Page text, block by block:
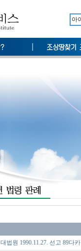
대법원 1990.11.27. 선고 89다